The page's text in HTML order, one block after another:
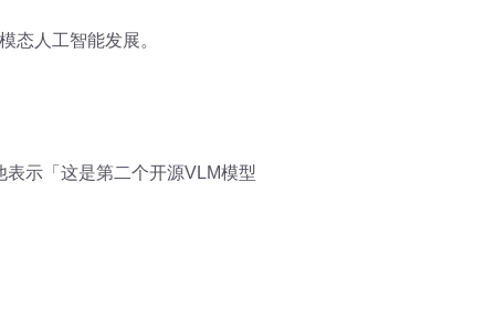
态人工智能发展。
示「这是第二个开源VLM模型